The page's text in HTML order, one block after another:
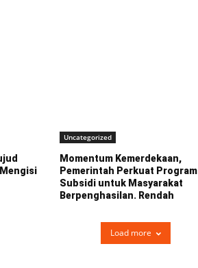
Uncategorized
Momentum Kemerdekaan,
Pemerintah Perkuat Program
Subsidi untuk Masyarakat
Berpenghasilan. Rendah
Load more